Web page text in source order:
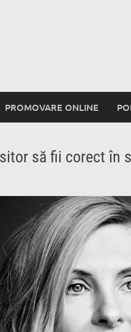
PROMOVARE ONLINE
să fii corect în